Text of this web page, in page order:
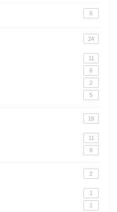
6
24
11
6
2
5
19
11
8
2
1
1